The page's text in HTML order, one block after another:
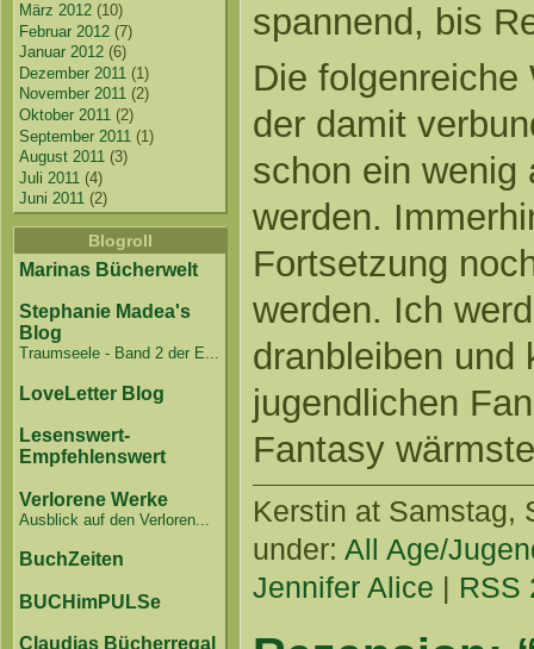
März 2012 (10)
Februar 2012 (7)
Januar 2012 (6)
Dezember 2011 (1)
November 2011 (2)
Oktober 2011 (2)
September 2011 (1)
August 2011 (3)
Juli 2011 (4)
Juni 2011 (2)
Blogroll
Marinas Bücherwelt
Stephanie Madea's
Blog
Traumseele - Band 2 der E...
LoveLetter Blog
Lesenswert-
Empfehlenswert
Verlorene Werke
Ausblick auf den Verloren...
BuchZeiten
BUCHimPULSe
Claudias Bücherregal
spannend, bis
Die folgenreiche
der damit
schon ein wenig
werden.
Fortsetzung
werden. Ich
dranbleiben und
jugendlichen
Fantasy
Kerstin at Samstag,
under: All Age/
Jennifer Alice | RSS